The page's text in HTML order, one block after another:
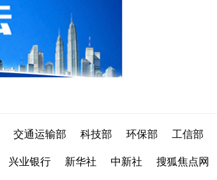
交通运输部 科技部 环保部 工信部
兴业银行 新华社 中新社 搜狐焦点网